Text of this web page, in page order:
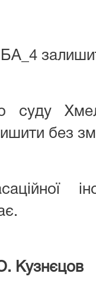
суду
без
Кузнєцов